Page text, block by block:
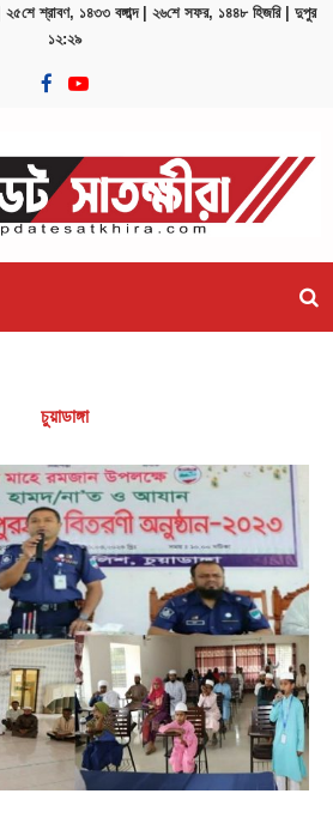
২৫শে শ্রাবণ, ১৪৩৩ বঙ্গাব্দ | ২৬শে সফর, ১৪৪৮ হিজরি | দুপুর
১২:২৯
চুয়াডাঙ্গা